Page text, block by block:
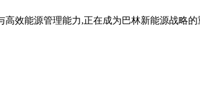
效能源管理能力,正在成为巴林新能源战略